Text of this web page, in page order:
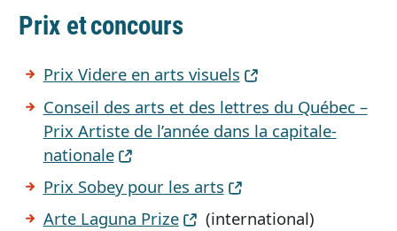
Prix et concours
Prix Videre en arts visuels
Conseil des arts et des lettres du Québec –
Prix Artiste de l’année dans la capitale-
nationale
Prix Sobey pour les arts
Arte Laguna Prize
(international)